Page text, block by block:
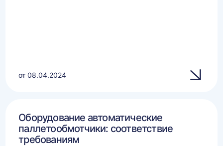
от 08.04.2024
Оборудование автоматические
паллетообмотчики: соответствие
требованиям